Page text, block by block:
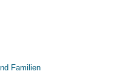
Familien